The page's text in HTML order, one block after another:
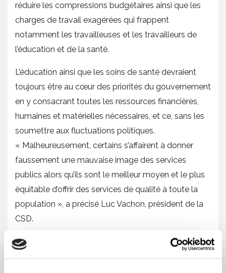
réduire les compressions budgétaires ainsi que les
charges de travail exagérées qui frappent
notamment les travailleuses et les travailleurs de
l’éducation et de la santé.
L’éducation ainsi que les soins de santé devraient
toujours être au cœur des priorités du gouvernement
en y consacrant toutes les ressources financières,
humaines et matérielles nécessaires, et ce, sans les
soumettre aux fluctuations politiques.
« Malheureusement, certains s’affairent à donner
faussement une mauvaise image des services
publics alors qu’ils sont le meilleur moyen et le plus
équitable d’offrir des services de qualité à toute la
population », a précisé Luc Vachon, président de la
CSD.
En cette année électorale, le président de la CSD a
clairement indiqué que la centrale ne se positionnera